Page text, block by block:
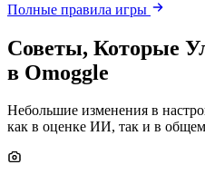
Полные правила игры
Советы, Которые
в Omoggle
Небольшие изменения в
как в оценке ИИ, так и в